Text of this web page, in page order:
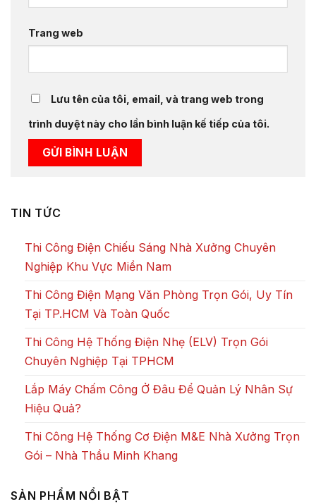
Trang web
Lưu tên của tôi, email, và trang web trong
trình duyệt này cho lần bình luận kế tiếp của tôi.
TIN TỨC
Thi Công Điện Chiếu Sáng Nhà Xưởng Chuyên
Nghiệp Khu Vực Miền Nam
Thi Công Điện Mạng Văn Phòng Trọn Gói, Uy Tín
Tại TP.HCM Và Toàn Quốc
Thi Công Hệ Thống Điện Nhẹ (ELV) Trọn Gói
Chuyên Nghiệp Tại TPHCM
Lắp Máy Chấm Công Ở Đâu Để Quản Lý Nhân Sự
Hiệu Quả?
Thi Công Hệ Thống Cơ Điện M&E Nhà Xưởng Trọn
Gói – Nhà Thầu Minh Khang
SẢN PHẨM NỔI BẬT